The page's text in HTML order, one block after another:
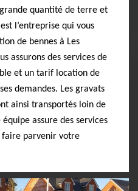
quantité de terre et
l’entreprise qui vous
de bennes à Les
assurons des services de
et un tarif location de
demandes. Les gravats
ainsi transportés loin de
assure des services
faire parvenir votre